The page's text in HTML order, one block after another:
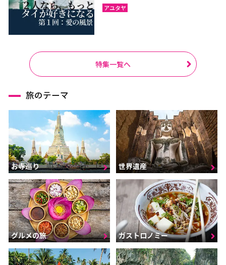
アユタヤ
特集一覧へ
旅のテーマ
お寺巡り 世界遺産
グルメの旅 ガストロノミー